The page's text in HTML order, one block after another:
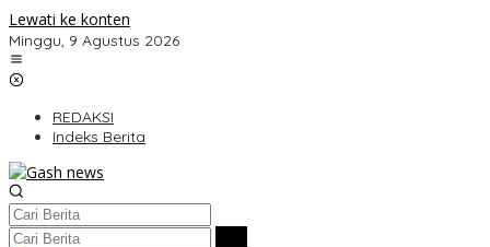
Lewati ke konten
Minggu, 9 Agustus 2026
REDAKSI
Indeks Berita